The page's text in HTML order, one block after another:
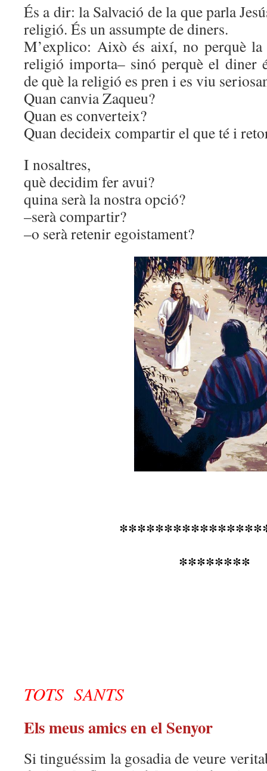
És a dir: la Salvació de la que parla
religió. És un assumpte de diners.
M’explico: Això és així, no perquè
religió importa– sinó perquè el diner
de què la religió es pren i es viu
Quan canvia Zaqueu?
Quan es converteix?
Quan decideix compartir el que té i
I nosaltres,
què decidim fer avui?
quina serà la nostra opció?
–serà compartir?
–o serà retenir egoistament?
********
TOTS SANTS
Els meus amics en el Senyor
Si tinguéssim la gosadia de veure